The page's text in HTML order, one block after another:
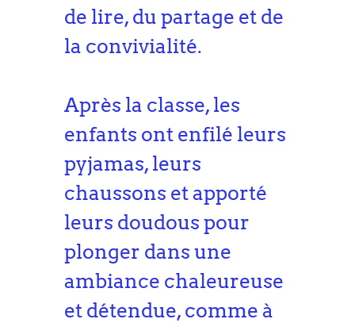
de lire, du partage et de
la convivialité.
Après la classe, les
enfants ont enfilé leurs
pyjamas, leurs
chaussons et apporté
leurs doudous pour
plonger dans une
ambiance chaleureuse
et détendue, comme à